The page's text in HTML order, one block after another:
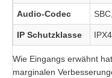
Audio-Codec
IP Schutzklasse IPX4
Wie Eingangs erwähnt
marginalen